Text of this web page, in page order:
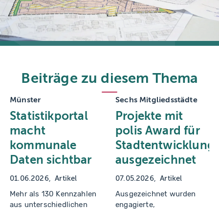
o
o
Beiträge zu diesem Thema
Münster
Statistikportal
macht
kommunale
Daten sichtbar
01.06.2026 Artikel
Mehr als 130 Kennzahlen
aus unterschiedlichen
Sechs Mitgliedsstädte
Projekte mit
polis Award für
Stadtentwicklung
ausgezeichnet
07.05.2026 Artikel
Ausgezeichnet wurden
engagierte,